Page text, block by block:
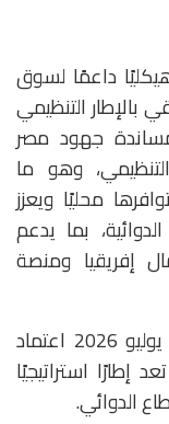
داعمًا لسوق
بالإطار التنظيمي
جهود مصر
وهو ما
محليًا ويعزز
بما يدعم
إفريقيا ومنصة
وقد أعلنت هيئة الدواء المصرية في 3 يوليو 2026 اعتماد
إطارًا استراتيجيًا
الدوائي.